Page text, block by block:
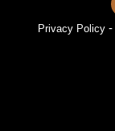
Privacy Policy-